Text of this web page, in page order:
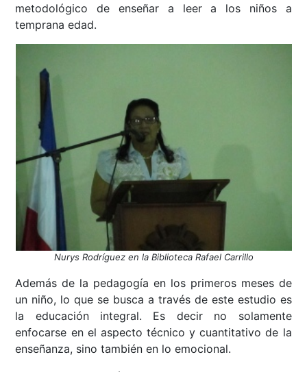
metodológico de enseñar a leer a los niños a
temprana edad.
Nurys Rodríguez en la Biblioteca Rafael Carrillo
Además de la pedagogía en los primeros meses de
un niño, lo que se busca a través de este estudio es
la educación integral. Es decir no solamente
enfocarse en el aspecto técnico y cuantitativo de la
enseñanza, sino también en lo emocional.